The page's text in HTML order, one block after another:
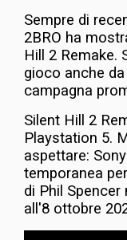
Sempre di
2BRO ha
Hill 2 Remake.
gioco anche
campagna
Silent Hill 2
Playstation 5.
aspettare:
temporanea
di Phil
all'8 ottobre